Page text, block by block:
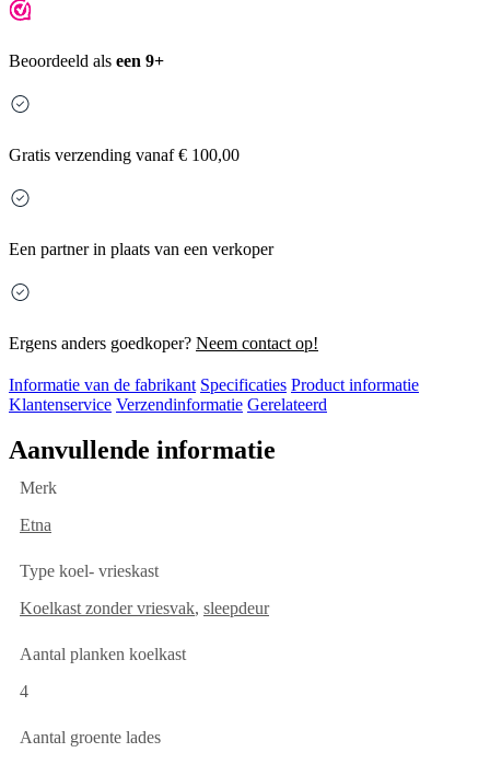
Beoordeeld als een 9+
Gratis verzending vanaf € 100,00
Een partner in plaats van een verkoper
Ergens anders goedkoper? Neem contact op!
Informatie van de fabrikant Specificaties Product informatie
Klantenservice Verzendinformatie Gerelateerd
Aanvullende informatie
Merk
Etna
Type koel- vrieskast
Koelkast zonder vriesvak, sleepdeur
Aantal planken koelkast
4
Aantal groente lades